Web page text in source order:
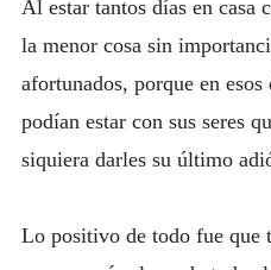
Al estar tantos días en casa
la menor cosa sin
afortunados, porque en
podían estar con sus seres
siquiera darles su último
Lo positivo de todo fue que